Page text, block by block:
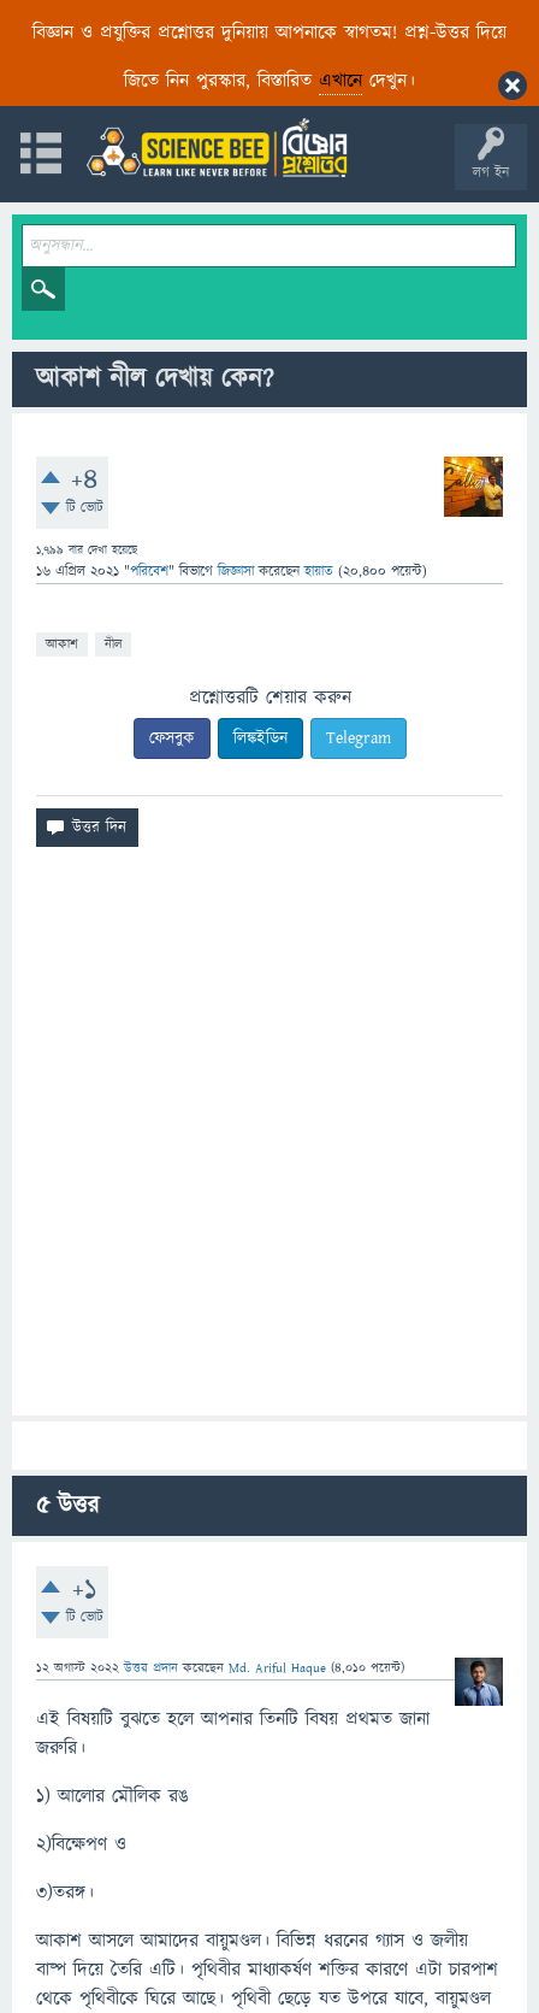
বিজ্ঞান ও প্রযুক্তির প্রশ্নোত্তর দুনিয়ায় আপনাকে স্বাগতম! প্রশ্ন-উত্তর দিয়ে
জিতে নিন পুরস্কার, বিস্তারিত এখানেদেখুন।
লগ ইন
আকাশ নীল দেখায় কেন?
+4
টি ভোট
1,799 বার দেখা হয়েছে
16 এপ্রিল 2021 "পরিবেশ" বিভাগে জিজ্ঞাসাকরেছেনহায়াত (20,400 পয়েন্ট)
আকাশ নীল
প্রশ্নোত্তরটি শেয়ার করুন
ফেসবুক লিঙ্কইডিন Telegram
5উত্তর
+1
টি ভোট
12 অগাস্ট 2022 উত্তর প্রদান করেছেন Md. Ariful Haque (4,010 পয়েন্ট)
এই বিষয়টি বুঝতে হলে আপনার তিনটি বিষয় প্রথমত জানা
জরুরি।
১) আলোর মৌলিক রঙ
২)বিক্ষেপণ ও
৩)তরঙ্গ।
আকাশ আসলে আমাদের বায়ুমণ্ডল। বিভিন্ন ধরনের গ্যাস ও জলীয়
বাষ্প দিয়ে তৈরি এটি। পৃথিবীর মাধ্যাকর্ষণ শক্তির কারণে এটা চারপাশ
থেকে পৃথিবীকে ঘিরে আছে। পৃথিবী ছেড়ে যত উপরে যাবে, বায়ুমণ্ডল